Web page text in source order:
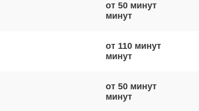
от 50 минут
от 110 минут
от 50 минут